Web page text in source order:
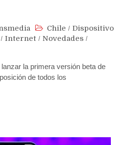
Chile / Dispositivo
/ Internet / Novedades /
la primera versión beta de
de todos los